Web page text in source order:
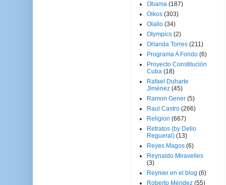
Obama (187)
Oikos (303)
Olallo (34)
Olympics (2)
Orlanda Torres (211)
Programa A Fondo (6)
Proyecto Constitución
Cuba (18)
Rafael Duharte
Jiménez (45)
Ramon Gener (5)
Raul Castro (266)
Religion (667)
Retratos (by Delio
Regueral) (13)
Reyes Magos (6)
Reynaldo Miravelles
(3)
Reynier en el blog (6)
Roberto Méndez (55)